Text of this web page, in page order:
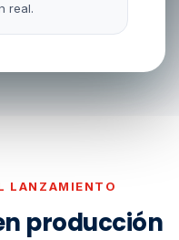
real.
LANZAMIENTO
producción